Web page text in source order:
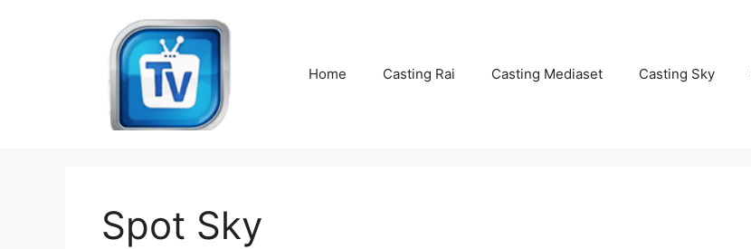
Home Casting Rai Casting Mediaset Casting Sky
Spot Sky